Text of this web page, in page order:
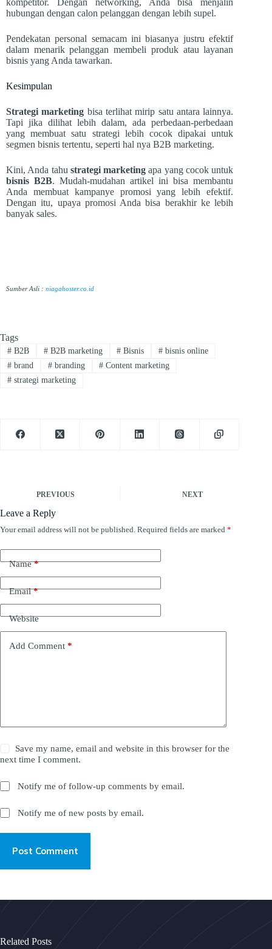
kompetitor. Dengan networking, Anda bisa menjalin
hubungan dengan calon pelanggan dengan lebih supel.
Pendekatan personal semacam ini biasanya justru efektif
dalam menarik pelanggan membeli produk atau layanan
bisnis yang Anda tawarkan.
Kesimpulan
Strategi marketing bisa terlihat mirip satu antara lainnya.
Tapi jika dilihat lebih dalam, ada perbedaan-perbedaan
yang membuat satu strategi lebih cocok dipakai untuk
segmen bisnis tertentu, seperti hal nya B2B marketing.
Kini, Anda tahu strategi marketing apa yang cocok untuk
bisnis B2B. Mudah-mudahan artikel ini bisa membantu
Anda membuat kampanye promosi yang lebih efektif.
Dengan itu, upaya promosi Anda bisa berakhir ke lebih
banyak sales.
Sumber Asli : niagahoster.co.id
Tags
#B2B #B2B marketing # Bisnis # bisnis online
#brand #branding # Content marketing
#strategi marketing
PREVIOUS NEXT
Leave a Reply
Your email address will not be published. Required fields are marked *
Name*
Email*
Website
Add Comment *
Save my name, email and website in this browser for the
next time I comment.
Notify me of follow-up comments by email.
Notify me of new posts by email.
Post Comment
Related Posts